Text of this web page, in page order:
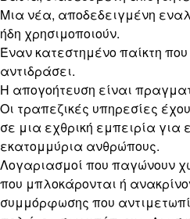
Μια νέα, αποδεδειγμένη
ήδη χρησιμοποιούν.
Έναν κατεστημένο παίκτη
αντιδράσει.
Η απογοήτευση είναι
Οι τραπεζικές υπηρεσίες
σε μια εχθρική εμπειρία για
εκατομμύρια ανθρώπους.
Λογαριασμοί που παγώνουν
που μπλοκάρονται ή
συμμόρφωσης που